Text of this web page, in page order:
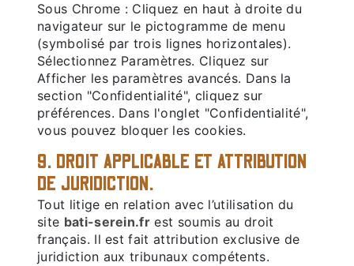
Sous Chrome : Cliquez en haut à droite du
navigateur sur le pictogramme de menu
(symbolisé par trois lignes horizontales).
Sélectionnez Paramètres. Cliquez sur
Afficher les paramètres avancés. Dans la
section "Confidentialité", cliquez sur
préférences. Dans l'onglet "Confidentialité",
vous pouvez bloquer les cookies.
9. DROIT APPLICABLE ET ATTRIBUTION
DE JURIDICTION.
Tout litige en relation avec l’utilisation du
site bati-serein.fr est soumis au droit
français. Il est fait attribution exclusive de
juridiction aux tribunaux compétents.